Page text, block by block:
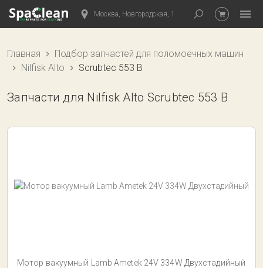
Москва, Новгородская, 1
Главная
Подбор запчастей для поломоечных машин
Nilfisk Alto
Scrubtec 553 B
Запчасти для Nilfisk Alto Scrubtec 553 B
Мотор вакуумный Lamb Ametek 24V 334W Двухстадийный